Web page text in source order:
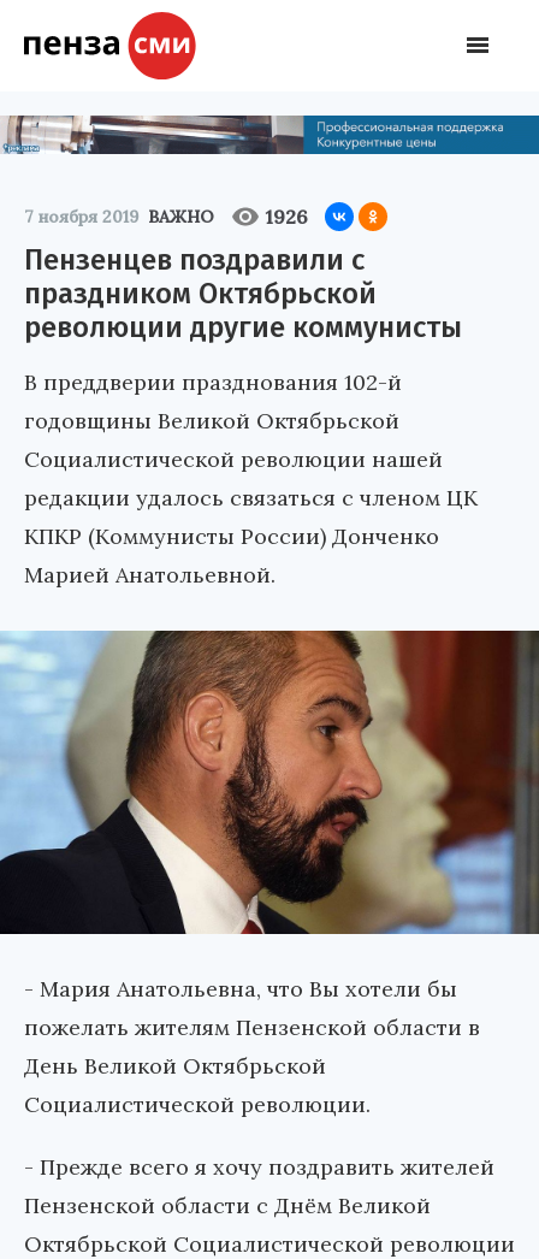
7 ноября 2019 ВАЖНО 1926
Пензенцев поздравили с
праздником Октябрьской
революции другие коммунисты
В преддверии празднования 102-й
годовщины Великой Октябрьской
Социалистической революции нашей
редакции удалось связаться с членом ЦК
КПКР (Коммунисты России) Донченко
Марией Анатольевной.
- Мария Анатольевна, что Вы хотели бы
пожелать жителям Пензенской области в
День Великой Октябрьской
Социалистической революции.
- Прежде всего я хочу поздравить жителей
Пензенской области с Днём Великой
Октябрьской Социалистической революции